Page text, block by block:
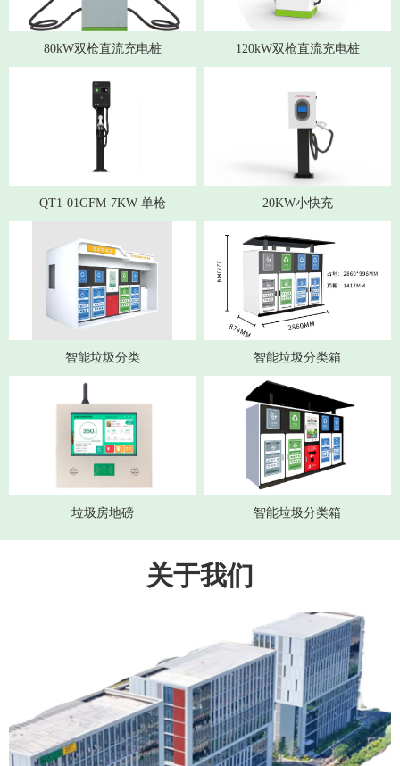
80kW双枪直流充电桩 120kW双枪直流充电桩
QT1-01GFM-7KW-单枪 20KW小快充
智能垃圾分类 智能垃圾分类箱
垃圾房地磅 智能垃圾分类箱
关于我们